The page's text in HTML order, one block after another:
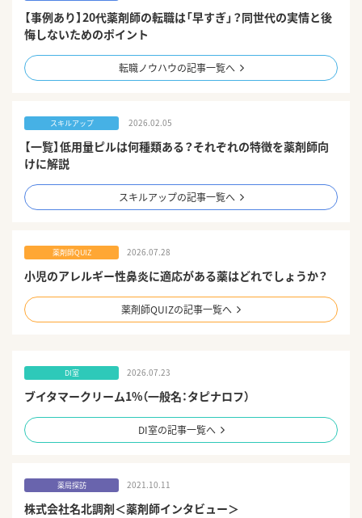
【事例あり】20代薬剤師の転職は「早すぎ」？同世代の実情と後
悔しないためのポイント
転職ノウハウの記事一覧へ
スキルアップ 2026.02.05
【一覧】低用量ピルは何種類ある？それぞれの特徴を薬剤師向
けに解説
スキルアップの記事一覧へ
薬剤師QUIZ 2026.07.28
小児のアレルギー性鼻炎に適応がある薬はどれでしょうか？
薬剤師QUIZの記事一覧へ
DI室 2026.07.23
ブイタマークリーム1%（一般名：タピナロフ）
DI室の記事一覧へ
薬局探訪 2021.10.11
株式会社名北調剤＜薬剤師インタビュー＞